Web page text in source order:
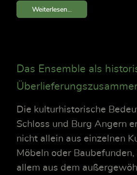
Weiterlesen...
Das Ensemble als
Die kulturhistorische
Schloss und Burg Angern
nicht allein aus einzelnen
Möbeln oder
allem aus dem